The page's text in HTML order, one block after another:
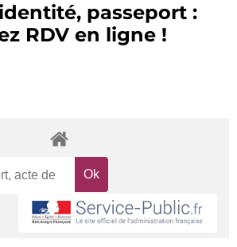
passeport :
RDV en ligne !